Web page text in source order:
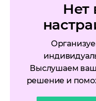
Нет
Выслушаем
решение и